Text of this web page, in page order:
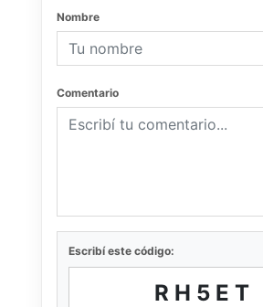
Nombre
Comentario
Escribí este código:
RH5ET